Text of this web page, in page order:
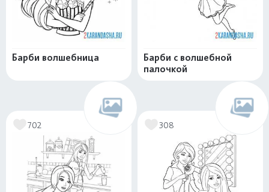
Барби волшебница
Барби с волшебной
палочкой
702 308